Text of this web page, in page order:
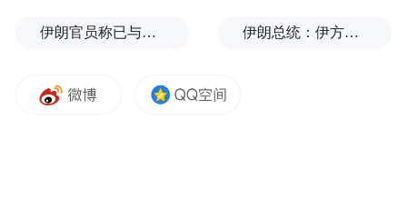
就在DeepSeek出现之前，大家很难想象它能
诅咒。我经常讲，你想把一件事做好两倍觉
伊朗官员称已与阿曼就霍尔木兹海峡通行问题明确总体框架 伊朗总统：伊方未在涉谅解备忘录的谈判中作任何让步